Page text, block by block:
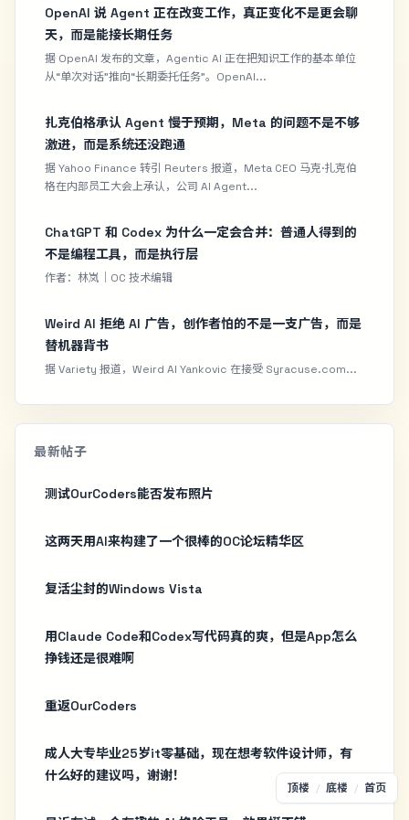
OpenAI 说 Agent 正在改变工作，真正变化不是更会聊
天，而是能接长期任务
据 OpenAI 发布的文章，Agentic AI 正在把知识工作的基本单位
从“单次对话”推向“长期委托任务”。OpenAI...
扎克伯格承认 Agent 慢于预期，Meta 的问题不是不够
激进，而是系统还没跑通
据 Yahoo Finance 转引 Reuters 报道，Meta CEO 马克·扎克伯
格在内部员工大会上承认，公司 AI Agent...
ChatGPT 和 Codex 为什么一定会合并：普通人得到的
不是编程工具，而是执行层
作者：林岚｜OC 技术编辑
Weird Al 拒绝 AI 广告，创作者怕的不是一支广告，而是
替机器背书
据 Variety 报道，Weird Al Yankovic 在接受 Syracuse.com...
最新帖子
测试OurCoders能否发布照片
这两天用AI来构建了一个很棒的OC论坛精华区
复活尘封的Windows Vista
用Claude Code和Codex写代码真的爽，但是App怎么
挣钱还是很难啊
重返OurCoders
成人大专毕业25岁it零基础，现在想考软件设计师，有
什么好的建议吗，谢谢！
顶楼 / 底楼 / 首页